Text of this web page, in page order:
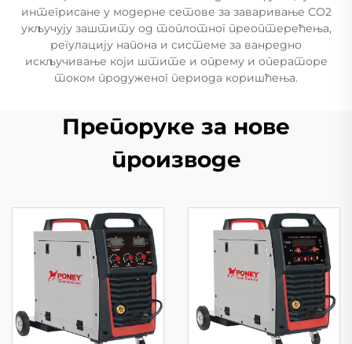
интегрисане у модерне сетове за заваривање СО2
укључују заштиту од топлотног преоптерећења,
регулацију напона и системе за ванредно
искључивање који штите и опрему и операторе
током продуженог периода коришћења.
Препоруке за нове
производе